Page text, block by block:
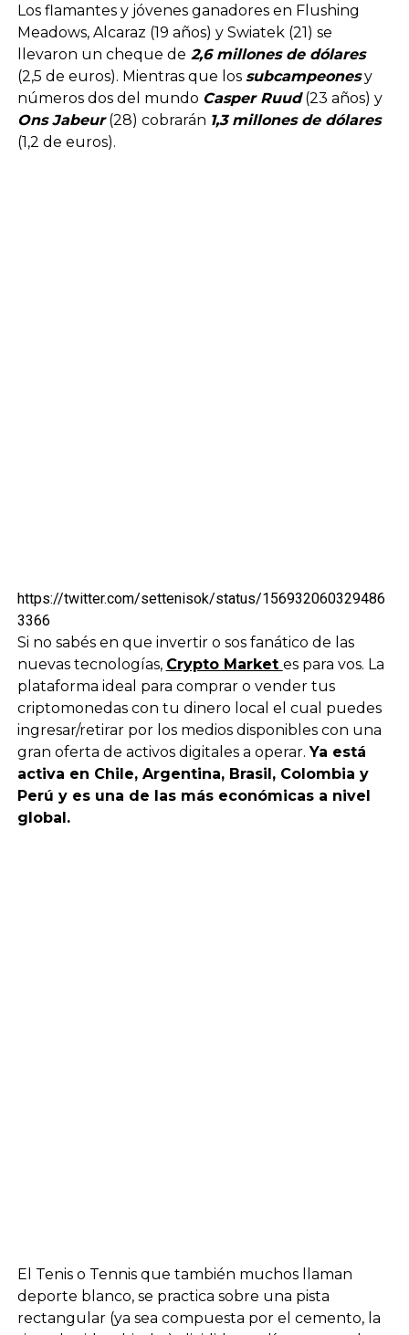
Los flamantes y jóvenes ganadores en Flushing
Meadows, Alcaraz (19 años) y Swiatek (21) se
llevaron un cheque de 2,6 millones de dólares
(2,5 de euros). Mientras que los subcampeonesy
números dos del mundo Casper Ruud(23 años) y
Ons Jabeur(28) cobrarán 1,3 millones de dólares
(1,2 de euros).
https://twitter.com/settenisok/status/156932060329486
3366
Si no sabés en que invertir o sos fanático de las
nuevas tecnologías, Crypto Market es para vos. La
plataforma ideal para comprar o vender tus
criptomonedas con tu dinero local el cual puedes
ingresar/retirar por los medios disponibles con una
gran oferta de activos digitales a operar.Ya está
activa en Chile, Argentina, Brasil, Colombia y
Perú y es una de las más económicas a nivel
global.
El Tenis o Tennis que también muchos llaman
deporte blanco, se practica sobre una pista
rectangular (ya sea compuesta por el cemento, la